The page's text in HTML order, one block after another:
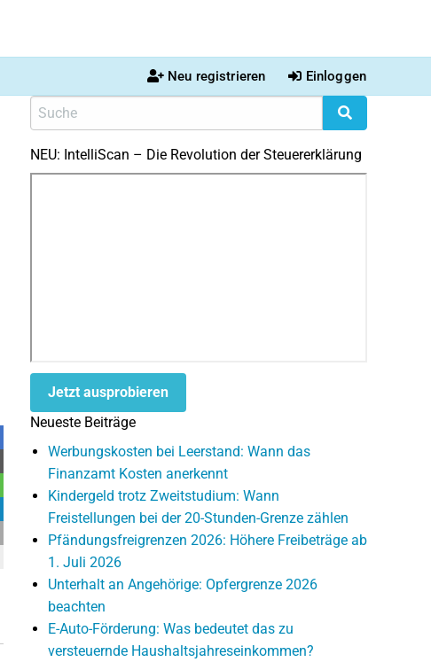
Neu registrieren Einloggen
NEU: IntelliScan – Die Revolution der Steuererklärung
Jetzt ausprobieren
Neueste Beiträge
Werbungskosten bei Leerstand: Wann das
Finanzamt Kosten anerkennt
Kindergeld trotz Zweitstudium: Wann
Freistellungen bei der 20-Stunden-Grenze zählen
Pfändungsfreigrenzen 2026: Höhere Freibeträge ab
1. Juli 2026
Unterhalt an Angehörige: Opfergrenze 2026
beachten
E-Auto-Förderung: Was bedeutet das zu
versteuernde Haushaltsjahreseinkommen?